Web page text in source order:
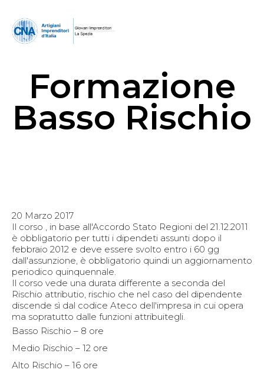
Formazione
Basso Rischio
20 Marzo 2017
Il corso , in base all'Accordo Stato Regioni del 21.12.2011
è obbligatorio per tutti i dipendeti assunti dopo il
febbraio 2012 e deve essere svolto entro i 60 gg
dall'assunzione, è obbligatorio quindi un aggiornamento
periodico quinquennale.
Il corso vede una durata differente a seconda del
Rischio attributio, rischio che nel caso del dipendente
discende sì dal codice Ateco dell'impresa in cui opera
ma sopratutto dalle funzioni attribuitegli.
Basso Rischio – 8 ore
Medio Rischio – 12 ore
Alto Rischio – 16 ore